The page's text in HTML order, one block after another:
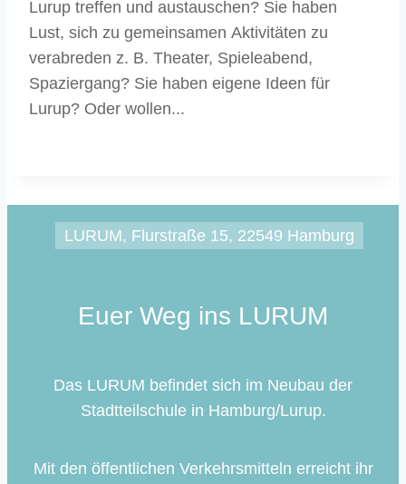
Lurup treffen und austauschen? Sie haben
Lust, sich zu gemeinsamen Aktivitäten zu
verabreden z. B. Theater, Spieleabend,
Spaziergang? Sie haben eigene Ideen für
Lurup? Oder wollen...
LURUM, Flurstraße 15, 22549 Hamburg
Euer Weg ins LURUM
Das LURUM befindet sich im Neubau der
Stadtteilschule in Hamburg/Lurup.
Mit den öffentlichen Verkehrsmitteln erreicht ihr